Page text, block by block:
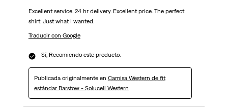
Excellent service. 24 hr delivery. Excellent price. The perfect
shirt. Just what I wanted.
Traducir con Google
Sí, Recomiendo este producto.
Publicada originalmente en Camisa Western de fit
estándar Barstow - Solucell Western